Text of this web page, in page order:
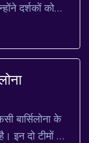
दर्शकों को
बार्सिलोना के
इन दो टीमों के